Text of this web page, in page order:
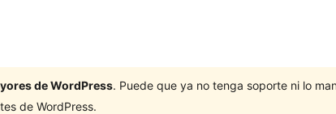
de WordPress. Puede que ya no tenga soporte ni lo
de WordPress.